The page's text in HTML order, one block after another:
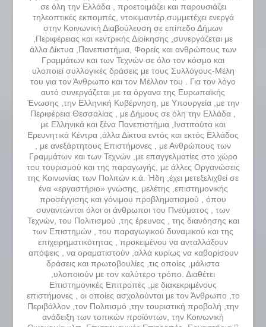
σε όλη την Ελλάδα , προετοιμάζει και παρουσιάζει
τηλεοπτικές εκπομπές, ντοκιμαντέρ,συμμετέχει ενεργά
στην Κοινωνική Διαβούλευση σε επίπεδο Δήμων
,Περιφέρειας και κεντρικής Διοίκησης ,συνεργάζεται με
άλλα Δίκτυα ,Πανεπιστήμια, Φορείς και ανθρώπους των
Γραμμάτων και των Τεχνών σε όλο τον κόσμο και
υλοποιεί συλλογικές δράσεις με τους Συλλόγους-Μέλη
του για τον Άνθρωπο και τον Μέλλον του . Για τον λόγο
αυτό συνεργάζεται με τα όργανα της Ευρωπαϊκής
Ένωσης ,την Ελληνική Κυβέρνηση, με Υπουργεία ,με την
Περιφέρεια Θεσσαλίας , με Δήμους σε όλη την Ελλάδα ,
με Ελληνικά και ξένα Πανεπιστήμια ,Ινστιτούτα και
Ερευνητικά Κέντρα ,άλλα Δίκτυα εντός και εκτός Ελλάδος
, με ανεξάρτητους Επιστήμονες , με Ανθρώπους των
Γραμμάτων και των Τεχνών ,με επαγγελματίες στο χώρο
του τουρισμού και της παραγωγής, με άλλες Οργανώσεις
της Κοινωνίας των Πολιτών κ.ά. Ήδη ,έχει μετεξελιχθεί σε
ένα «εργαστήριο» γνώσης, μελέτης ,επιστημονικής
προσέγγισης και γόνιμου προβληματισμού , όπου
συναντώνται όλοι οι άνθρωποι του Πνεύματος , των
Τεχνών, του Πολιτισμού ,της έρευνας , της διανόησης και
των Επιστημών , του παραγωγικού δυναμικού και της
επιχειρηματικότητας , προκειμένου να ανταλλάξουν
απόψεις , να οραματιστούν ,αλλά κυρίως να καθορίσουν
δράσεις και πρωτοβουλίες ,τις οποίες ,μάλιστα
,υλοποιούν με τον καλύτερο τρόπο. Διαθέτει
Επιστημονικές Επιτροπές ,με διακεκριμένους
επιστήμονες , οι οποίες ασχολούνται με τον Άνθρωπο ,το
Περιβάλλον ,τον Πολιτισμό ,την τουριστική προβολή ,την
ανάδειξη των τοπικών προϊόντων, την Κοινωνική